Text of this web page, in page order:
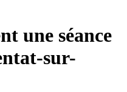
une séance
sur-